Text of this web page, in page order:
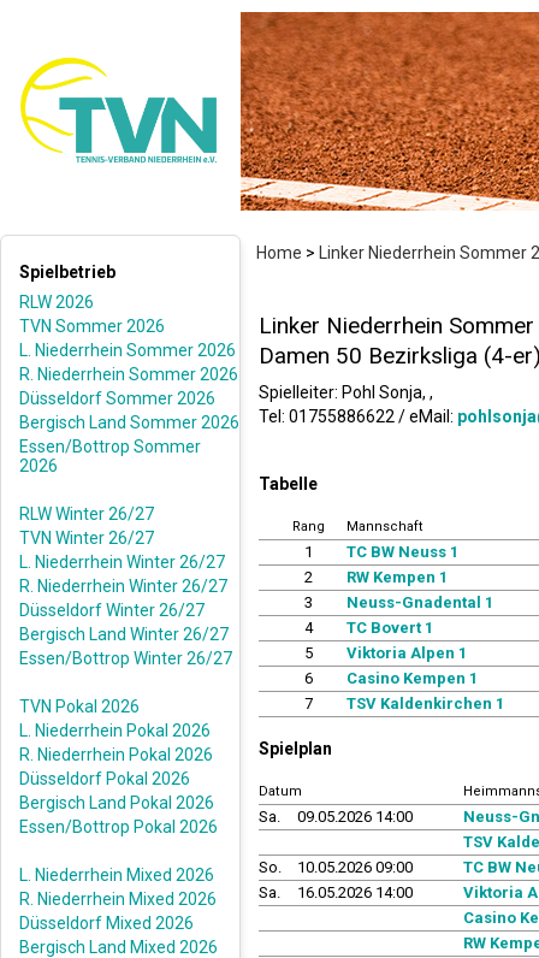
Home >
Linker Niederrhein Sommer
Spielbetrieb
RLW 2026
TVN Sommer 2026
L. Niederrhein Sommer 2026
R. Niederrhein Sommer 2026
Düsseldorf Sommer 2026
Bergisch Land Sommer 2026
Essen/Bottrop Sommer
2026
RLW Winter 26/27
TVN Winter 26/27
L. Niederrhein Winter 26/27
R. Niederrhein Winter 26/27
Düsseldorf Winter 26/27
Bergisch Land Winter 26/27
Essen/Bottrop Winter 26/27
TVN Pokal 2026
L. Niederrhein Pokal 2026
R. Niederrhein Pokal 2026
Düsseldorf Pokal 2026
Bergisch Land Pokal 2026
Essen/Bottrop Pokal 2026
L. Niederrhein Mixed 2026
R. Niederrhein Mixed 2026
Düsseldorf Mixed 2026
Bergisch Land Mixed 2026
Linker Niederrhein
Damen 50 Bezirksliga (4-
Spielleiter: Pohl Sonja, ,
Tel: 01755886622 / eMail:
Tabelle
Rang Mannschaft
1
TC BW Neuss 1
2
RW Kempen 1
3
Neuss-Gnadental 1
4
TC Bovert 1
5
Viktoria Alpen 1
6
Casino Kempen 1
7
TSV Kaldenkirchen 1
Spielplan
Datum
Sa. 09.05.2026 14:00
Neuss-
TSV
So.
10.05.2026 09:00
TC BW
Sa.
16.05.2026 14:00
Viktoria
Casino
RW